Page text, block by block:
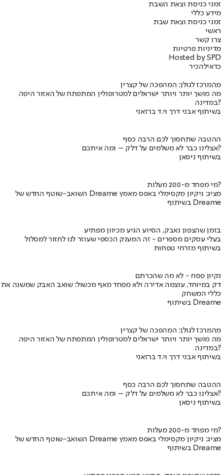
זמני כניסת וצאת השבת
מידע כללי
זמני כניסת וצאת שבת
ראשי
צרו קשר
מדיניות פרטיות
Hosted by SPD
כדאילהכיר
מהמרכז לגולן: המהפכה של קצרין
מה מושך יותר ויותר ישראלים למטרופולין המתפתח של האזור היפה
במדינה?
בשיתוף אבני דרך וי.ד ברזאני
ההטבה שתחסוך לכם הרבה כסף
אצלינו כבר לא משלמים על דלק – ומה איתכם?
בשיתוף ניסאן
מי מפחד מ-200 מעלות?
השואב-שוטף החדש של Dreame מציג: ניקיון מקסימלי באפס מאמץ
בשיתוף Dreame
בזמן שהצפון נאבק, הסיוע הגיע מכיוון מפתיע
בעלי עסקים מספרים - זה המענק הכספי שעוזר לנו לחזור למסלול
בשיתוף מזרחי טפחות
נקיון פסח - לא מה שהכרתם
דק במיוחד, עוצמה אדירה ולא מפחד מאף מכשול: שואב האבק שמשנה את
כללי המשחק
בשיתוף Dreame
מהמרכז לגולן: המהפכה של קצרין
מה מושך יותר ויותר ישראלים למטרופולין המתפתח של האזור היפה
במדינה?
בשיתוף אבני דרך וי.ד ברזאני
ההטבה שתחסוך לכם הרבה כסף
אצלינו כבר לא משלמים על דלק – ומה איתכם?
בשיתוף ניסאן
מי מפחד מ-200 מעלות?
השואב-שוטף החדש של Dreame מציג: ניקיון מקסימלי באפס מאמץ
בשיתוף Dreame